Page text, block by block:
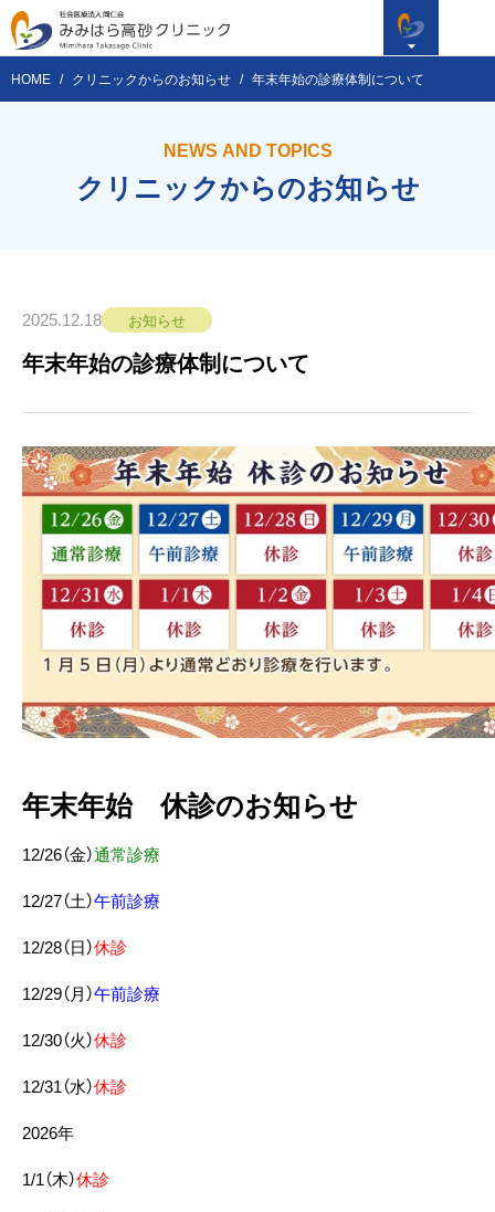
HOME クリニックからのお知らせ 年末年始の診療体制について
NEWS AND TOPICS
クリニックからのお知らせ
2025.12.18 お知らせ
年末年始の診療体制について
年末年始 休診のお知らせ
12/26（金）通常診療
12/27（土）午前診療
12/28（日）休診
12/29（月）午前診療
12/30（火）休診
12/31（水）休診
2026年
1/1（木）休診